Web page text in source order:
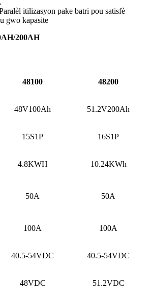
itilizasyon pake batri pou satisfè
gwo kapasite
200AH
48100 48200
48V100Ah 51.2V200Ah
15S1P 16S1P
4.8KWH 10.24KWh
50A 50A
100A 100A
40.5-54VDC 40.5-54VDC
48VDC 51.2VDC